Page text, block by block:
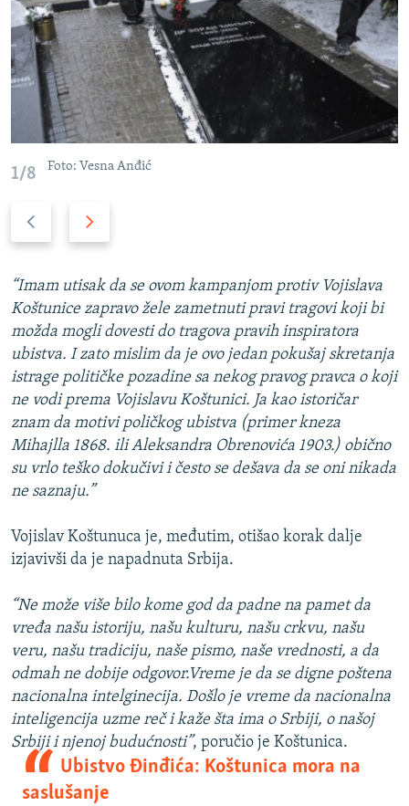
1/8 Foto: Vesna Anđić
t
h
o
d
n
i
s
l
a
j
e
d
n
s
l
a
j
d
“Imam utisak da se ovom kampanjom protiv Vojislava
Koštunice zapravo žele zametnuti pravi tragovi koji bi
možda mogli dovesti do tragova pravih inspiratora
ubistva. I zato mislim da je ovo jedan pokušaj skretanja
istrage političke pozadine sa nekog pravog pravca o koji
ne vodi prema Vojislavu Koštunici. Ja kao istoričar
znam da motivi poličkog ubistva (primer kneza
Mihajlla 1868. ili Aleksandra Obrenovića 1903.) obično
su vrlo teško dokučivi i često se dešava da se oni nikada
ne saznaju.”
Vojislav Koštunuca je, međutim, otišao korak dalje
izjavivši da je napadnuta Srbija.
“Ne može više bilo kome god da padne na pamet da
vređa našu istoriju, našu kulturu, našu crkvu, našu
veru, našu tradiciju, naše pismo, naše vrednosti, a da
odmah ne dobije odgovor.Vreme je da se digne poštena
nacionalna intelginecija. Došlo je vreme da nacionalna
inteligencija uzme reč i kaže šta ima o Srbiji, o našoj
Srbiji i njenoj budućnosti”, poručio je
Ubistvo Đinđića: Koštunica mora na
saslušanje
Koštunica.